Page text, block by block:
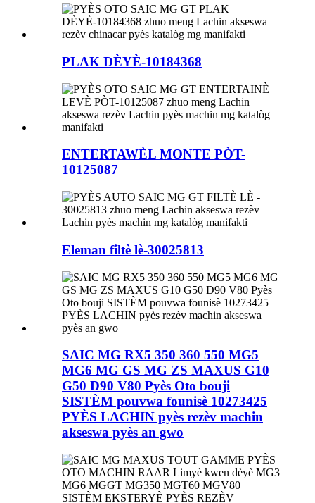
PLAK DÈYÈ-10184368
ENTERTAWÈL MONTE PÒT-
10125087
Eleman filtè lè-30025813
SAIC MG RX5 350 360 550 MG5
MG6 MG GS MG ZS MAXUS G10
G50 D90 V80 Pyès Oto bouji
SISTÈM pouvwa founisè 10273425
PYÈS LACHIN pyès rezèv machin
akseswa pyès an gwo